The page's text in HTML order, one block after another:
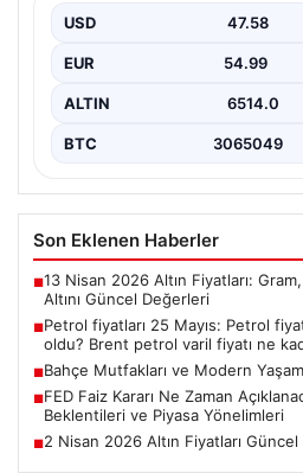
USD 47.58
EUR 54.99
ALTIN 6514.0
BTC 3065049
Son Eklenen Haberler
■13 Nisan 2026 Altın Fiyatları:
Altını Güncel Değerleri
■Petrol fiyatları 25 Mayıs: Petrol
oldu? Brent petrol varil fiyatı ne
■Bahçe Mutfakları ve Modern
■FED Faiz Kararı Ne Zaman
Beklentileri ve Piyasa Yönelimleri
■2 Nisan 2026 Altın Fiyatları